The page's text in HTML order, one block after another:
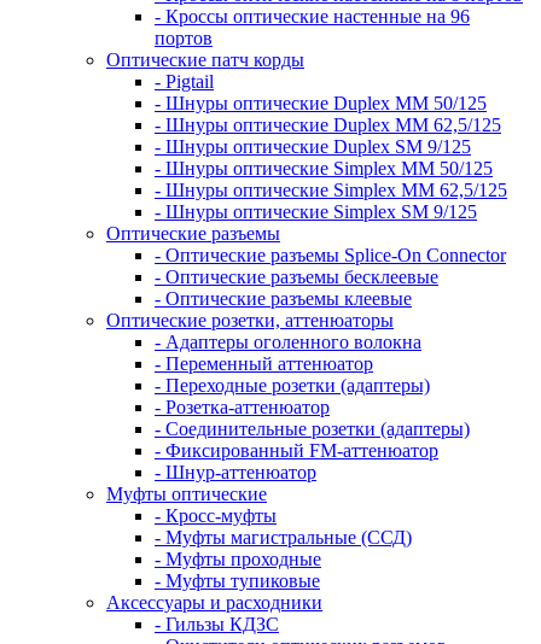
- Кроссы оптические настенные на 96
портов
Оптические патч корды
- Pigtail
- Шнуры оптические Duplex MM 50/125
- Шнуры оптические Duplex MM 62,5/125
- Шнуры оптические Duplex SM 9/125
- Шнуры оптические Simplex MM 50/125
- Шнуры оптические Simplex MM 62,5/125
- Шнуры оптические Simplex SM 9/125
Оптические разъемы
- Оптические разъемы Splice-On Connector
- Оптические разъемы бесклеевые
- Оптические разъемы клеевые
Оптические розетки, аттенюаторы
- Адаптеры оголенного волокна
- Переменный аттенюатор
- Переходные розетки (адаптеры)
- Розетка-аттенюатор
- Соединительные розетки (адаптеры)
- Фиксированный FM-аттенюатор
- Шнур-аттенюатор
Муфты оптические
- Кросс-муфты
- Муфты магистральные (ССД)
- Муфты проходные
- Муфты тупиковые
Аксессуары и расходники
- Гильзы КДЗС